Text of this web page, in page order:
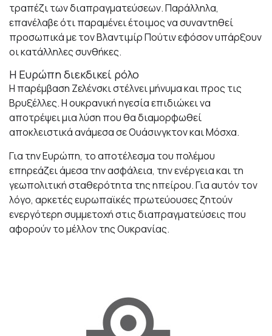
τραπέζι των διαπραγματεύσεων. Παράλληλα,
επανέλαβε ότι παραμένει έτοιμος να συναντηθεί
προσωπικά με τον Βλαντιμίρ Πούτιν εφόσον υπάρξουν
οι κατάλληλες συνθήκες.
Η Ευρώπη διεκδικεί ρόλο
Η παρέμβαση Ζελένσκι στέλνει μήνυμα και προς τις
Βρυξέλλες. Η ουκρανική ηγεσία επιδιώκει να
αποτρέψει μια λύση που θα διαμορφωθεί
αποκλειστικά ανάμεσα σε Ουάσινγκτον και Μόσχα.
Για την Ευρώπη, το αποτέλεσμα του πολέμου
επηρεάζει άμεσα την ασφάλεια, την ενέργεια και τη
γεωπολιτική σταθερότητα της ηπείρου. Για αυτόν τον
λόγο, αρκετές ευρωπαϊκές πρωτεύουσες ζητούν
ενεργότερη συμμετοχή στις διαπραγματεύσεις που
αφορούν το μέλλον της Ουκρανίας.